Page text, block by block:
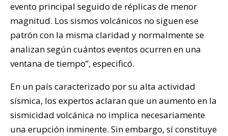
evento principal seguido de réplicas de menor
magnitud. Los sismos volcánicos no siguen ese
patrón con la misma claridad y normalmente se
analizan según cuántos eventos ocurren en una
ventana de tiempo”, especificó.
En un país caracterizado por su alta actividad
sísmica, los expertos aclaran que un aumento en la
sismicidad volcánica no implica necesariamente
una erupción inminente. Sin embargo, sí constituye